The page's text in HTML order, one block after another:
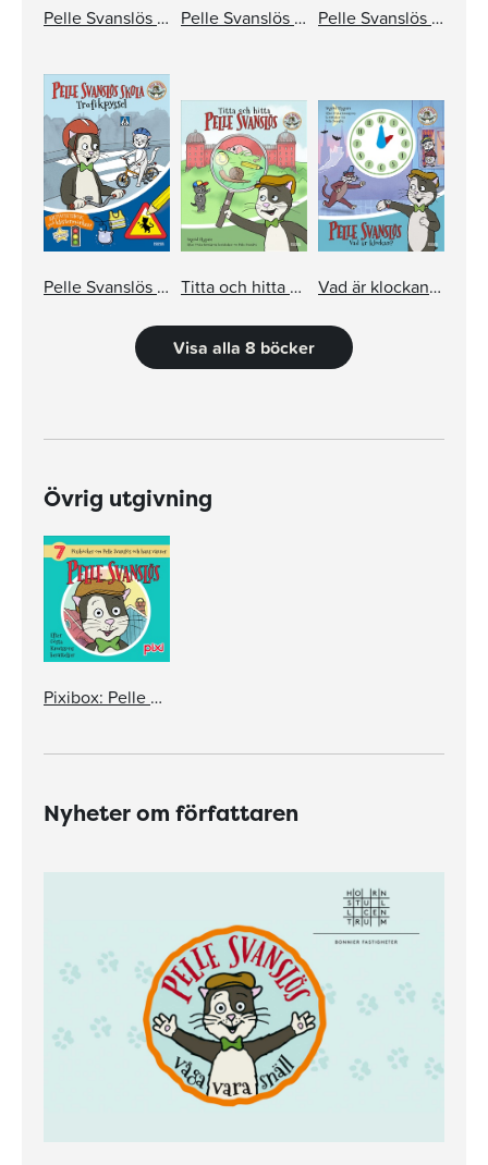
Pelle Svanslös hjälper till Pelle Svanslös målar Pelle Svanslös skola. Kattastrofklur
Pelle Svanslös skola: Trafikpyssel Titta och hitta med Pelle Svanslös Vad är klockan, Pelle Svanslös?
Visa alla 8 böcker
Övrig utgivning
Pixibox: Pelle Svanslös
Nyheter om författaren